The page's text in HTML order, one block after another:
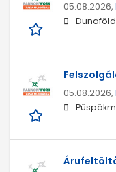
05.08.2026,
05.08.2026,